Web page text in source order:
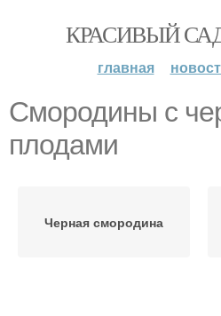
КРАСИВЫЙ
главная
Смородины с
плодами
Черная смородина